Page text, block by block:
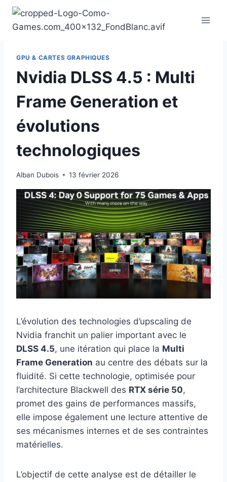
Aller
contenu
GPU & CARTES GRAPHIQUES
Nvidia DLSS 4.5 : Multi
Frame Generation et
évolutions
technologiques
Alban Dubois 13 février 2026
L’évolution des technologies d’upscaling de
Nvidia franchit un palier important avec le
DLSS 4.5, une itération qui place la Multi
Frame Generation au centre des débats sur la
fluidité. Si cette technologie, optimisée pour
l’architecture Blackwell des RTX série 50,
promet des gains de performances massifs,
elle impose également une lecture attentive de
ses mécanismes internes et de ses contraintes
matérielles.
L’objectif de cette analyse est de détailler le